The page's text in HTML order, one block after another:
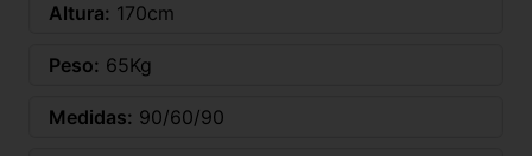
Altura: 170cm
Peso: 65Kg
Medidas: 90/60/90